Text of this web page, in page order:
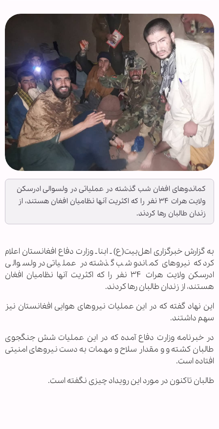
کماندوهای افغان شب گذشته در عملیاتی در ولسوالی ادرسکن
ولایت هرات ۳۴ نفر را که اکثریت آنها نظامیان افغان هستند، از
زندان طالبان رها کردند.
به گزارش خبرگزاری اهل‌بیت(ع) ـ ابنا ـ وزارت دفاع افغانستان اعلام
کرد که نیروهای کماندو شب گذشته در عملیاتی در ولسوالی
ادرسکن ولایت هرات ۳۴ نفر را که اکثریت آنها نظامیان افغان
هستند، از زندان طالبان رها کردند.
این نهاد گفته که در این عملیات نیروهای هوایی افغانستان نیز
سهم داشتند.
در خبرنامه وزارت دفاع آمده که در این عملیات شش جنگجوی
طالبان کشته و و مقدار سلاح و مهمات به دست نیروهای امنیتی
افتاده است.
طالبان تاکنون در مورد این رویداد چیزی نگفته است.